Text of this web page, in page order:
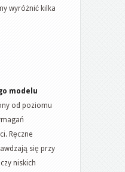
wyróżnić kilka
modelu
od poziomu
Ręczne
się przy
niskich